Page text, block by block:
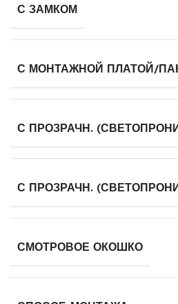
С ЗАМКОМ
С МОНТАЖНОЙ ПЛАТОЙ/
С ПРОЗРАЧН.
С ПРОЗРАЧН.
СМОТРОВОЕ ОКОШКО